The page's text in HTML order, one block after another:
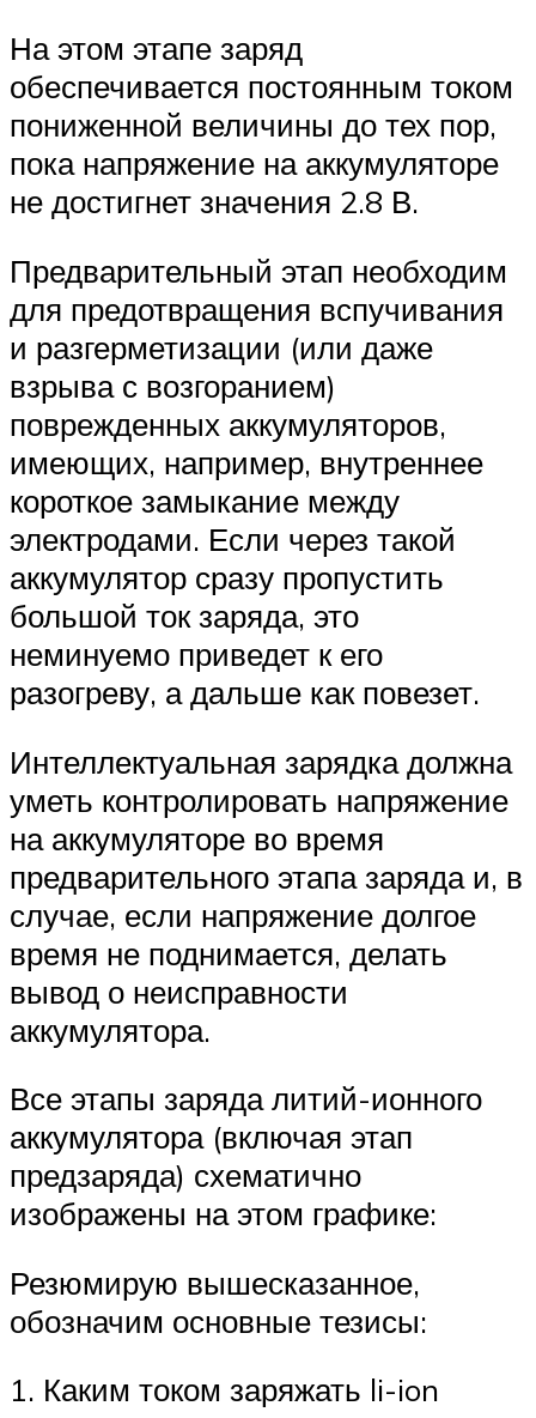
На этом этапе заряд
обеспечивается постоянным током
пониженной величины до тех пор,
пока напряжение на аккумуляторе
не достигнет значения 2.8 В.
Предварительный этап необходим
для предотвращения вспучивания
и разгерметизации (или даже
взрыва с возгоранием)
поврежденных аккумуляторов,
имеющих, например, внутреннее
короткое замыкание между
электродами. Если через такой
аккумулятор сразу пропустить
большой ток заряда, это
неминуемо приведет к его
разогреву, а дальше как повезет.
Интеллектуальная зарядка должна
уметь контролировать напряжение
на аккумуляторе во время
предварительного этапа заряда и, в
случае, если напряжение долгое
время не поднимается, делать
вывод о неисправности
аккумулятора.
Все этапы заряда литий-ионного
аккумулятора (включая этап
предзаряда) схематично
изображены на этом графике:
Резюмирую вышесказанное,
обозначим основные тезисы:
1. Каким током заряжать li-ion